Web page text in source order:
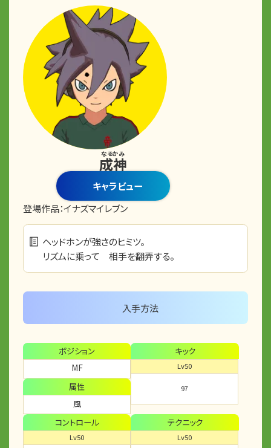
成神
なるかみ
キャラビュー
登場作品：イナズマイレブン
ヘッドホンが強さのヒミツ。
リズムに乗って 相手を翻弄する。
入手方法
ポジション
MF
属性
風
キック
Lv50
97
コントロール
Lv50
テクニック
Lv50